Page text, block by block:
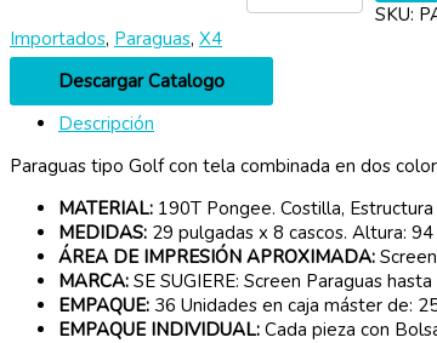
SKU:
Importados, Paraguas, X4
Descargar Catalogo
Descripción
Paraguas tipo Golf con tela combinada en dos
MATERIAL: 190T Pongee. Costilla,
MEDIDAS: 29 pulgadas x 8 cascos. Altura:
ÁREA DE IMPRESIÓN APROXIMADA:
MARCA: SE SUGIERE: Screen Paraguas
EMPAQUE: 36 Unidades en caja máster de:
EMPAQUE INDIVIDUAL: Cada pieza con